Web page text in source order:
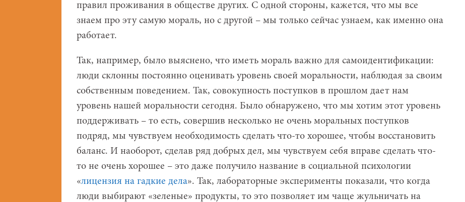
правил проживания в обществе других. С одной стороны, кажется, что мы все
знаем про эту самую мораль, но с другой – мы только сейчас узнаем, как именно она
работает.
Так, например, было выяснено, что иметь мораль важно для самоидентификации:
люди склонны постоянно оценивать уровень своей моральности, наблюдая за своим
собственным поведением. Так, совокупность поступков в прошлом дает нам
уровень нашей моральности сегодня. Было обнаружено, что мы хотим этот уровень
поддерживать – то есть, совершив несколько не очень моральных поступков
подряд, мы чувствуем необходимость сделать что-то хорошее, чтобы восстановить
баланс. И наоборот, сделав ряд добрых дел, мы чувствуем себя вправе сделать что-
то не очень хорошее – это даже получило название в социальной психологии
«лицензия на гадкие дела». Так, лабораторные эксперименты показали, что когда
люди выбирают «зеленые» продукты, то это позволяет им чаще жульничать на